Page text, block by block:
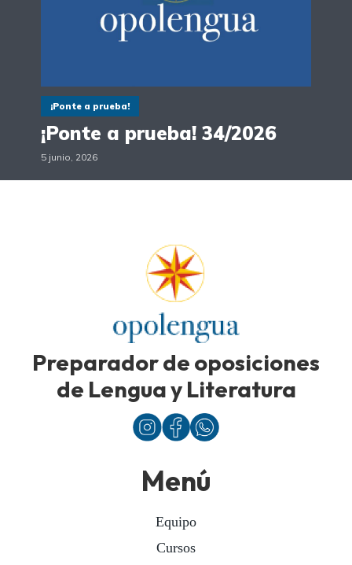
¡Ponte a prueba!
¡Ponte a prueba! 34/2026
5 junio, 2026
Preparador de oposiciones
de Lengua y Literatura
Menú
Equipo
Cursos